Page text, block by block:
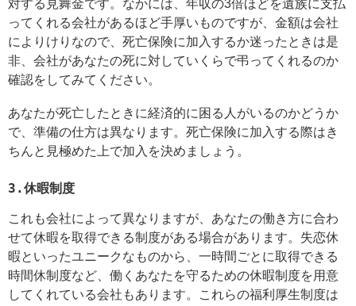
対する見舞金です。なかには、年収の3倍ほどを遺族に支払
ってくれる会社があるほど手厚いものですが、金額は会社
によりけりなので、死亡保険に加入するか迷ったときは是
非、会社があなたの死に対していくらで弔ってくれるのか
確認をしてみてください。
あなたが死亡したときに経済的に困る人がいるのかどうか
で、準備の仕方は異なります。死亡保険に加入する際はき
ちんと見極めた上で加入を決めましょう。
3.休暇制度
これも会社によって異なりますが、あなたの働き方に合わ
せて休暇を取得できる制度がある場合があります。失恋休
暇といったユニークなものから、一時間ごとに取得できる
時間休制度など、働くあなたを守るための休暇制度を用意
してくれている会社もあります。これらの福利厚生制度は